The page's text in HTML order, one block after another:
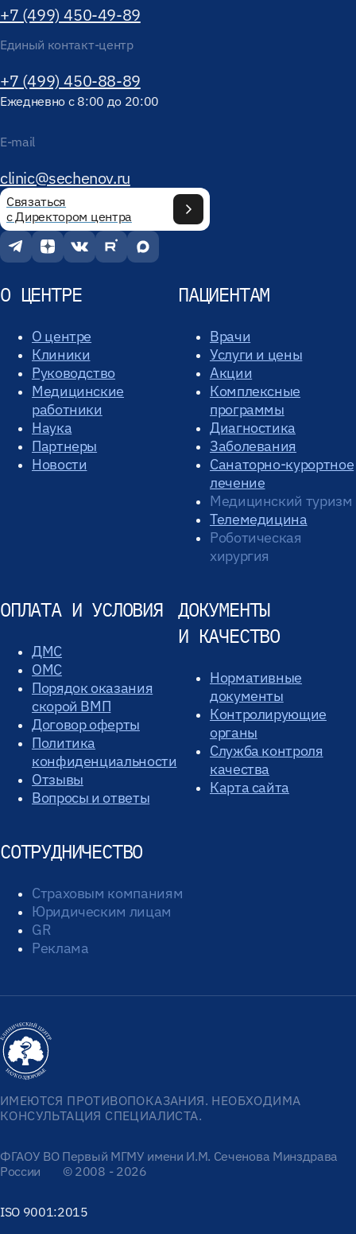
+7 (499) 450-49-89
Единый контакт-центр
+7 (499) 450-88-89
Ежедневно с 8:00 до 20:00
E-mail
clinic@sechenov.ru
Связаться
с Директором центра
О ЦЕНТРЕ
О центре
Клиники
Руководство
Медицинские
работники
Наука
Партнеры
Новости
ПАЦИЕНТАМ
Врачи
Услуги и цены
Акции
Комплексные
программы
Диагностика
Заболевания
Санаторно-курортное
лечение
Медицинский туризм
Телемедицина
Роботическая
хирургия
ОПЛАТА И УСЛОВИЯ
ДМС
ОМС
Порядок оказания
скорой ВМП
Договор оферты
Политика
конфиденциальности
Отзывы
Вопросы и ответы
ДОКУМЕНТЫ
И КАЧЕСТВО
Нормативные
документы
Контролирующие
органы
Служба контроля
качества
Карта сайта
СОТРУДНИЧЕСТВО
Страховым компаниям
Юридическим лицам
GR
Реклама
ИМЕЮТСЯ ПРОТИВОПОКАЗАНИЯ. НЕОБХОДИМА
КОНСУЛЬТАЦИЯ СПЕЦИАЛИСТА.
ФГАОУ ВО Первый МГМУ имени И.М. Сеченова Минздрава
России
© 2008 - 2026
ISO 9001:2015